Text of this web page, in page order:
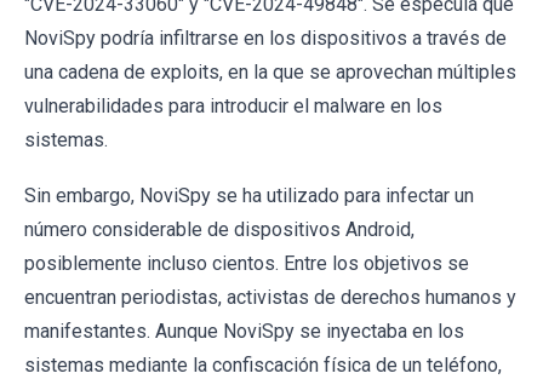
NoviSpy podría infiltrarse en los dispositivos a través de
una cadena de exploits, en la que se aprovechan múltiples
vulnerabilidades para introducir el malware en los
sistemas.
Sin embargo, NoviSpy se ha utilizado para infectar un
número considerable de dispositivos Android,
posiblemente incluso cientos. Entre los objetivos se
encuentran periodistas, activistas de derechos humanos y
manifestantes. Aunque NoviSpy se inyectaba en los
sistemas mediante la confiscación física de un teléfono,